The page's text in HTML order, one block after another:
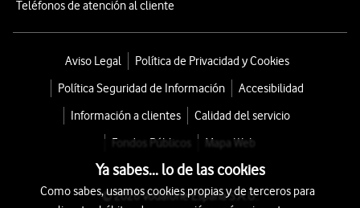
Teléfonos de atención al cliente
Aviso Legal
Política de Privacidad y Cookies
Política Seguridad de Información
Accesibilidad
Información a clientes
Calidad del servicio
Fondos Públicos
Mapa Web
© 2026 Vodafone España S.A.U.
Ya sabes... lo de las cookies
Como sabes, usamos cookies propias y de terceros para